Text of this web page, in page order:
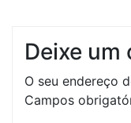
Deixe
O seu endereço
Campos